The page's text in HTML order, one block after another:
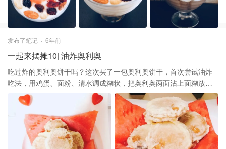
发布了笔记 6年前
一起来摆摊10| 油炸奥利奥
吃过炸的奥利奥饼干吗？这次买了一包奥利奥饼干，首次尝试油炸
吃法，用鸡蛋、面粉、清水调成糊状，把奥利奥两面沾上面糊放入
热油中炸到表面焦脆，放置凉会儿趁热吃，外脆里软，口感不那么
甜了，挺赞的